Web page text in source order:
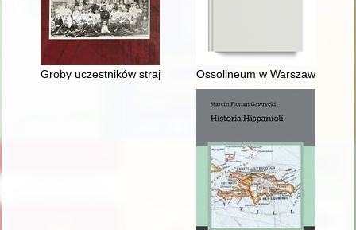
Groby uczestników strajku szkolnego zachowane na terenie
Ossolineum w Warszawie :